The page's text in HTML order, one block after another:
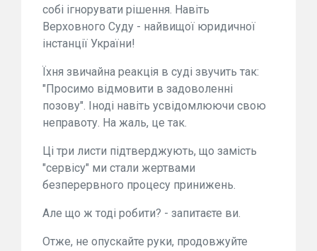
собі ігнорувати рішення. Навіть
Верховного Суду - найвищої юридичної
інстанції України!
Їхня звичайна реакція в суді звучить так:
"Просимо відмовити в задоволенні
позову". Іноді навіть усвідомлюючи свою
неправоту. На жаль, це так.
Ці три листи підтверджують, що замість
"сервісу" ми стали жертвами
безперервного процесу принижень.
Але що ж тоді робити? - запитаєте ви.
Отже, не опускайте руки, продовжуйте